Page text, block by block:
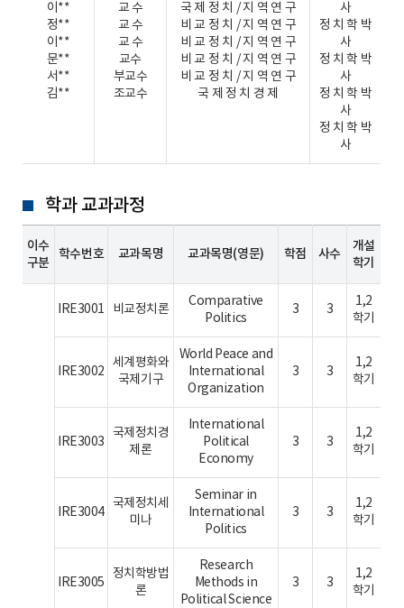
이**
정**
이**
문**
서**
김**
교 수
교 수
교 수
교수
부교수
조교수
국 제 정 치 / 지 역 연 구
비 교 정 치 / 지 역 연 구
비 교 정 치 / 지 역 연 구
비 교 정 치 / 지 역 연 구
비 교 정 치 / 지 역 연 구
국 제 정 치 경 제
사
정 치 학 박
사
정 치 학 박
사
정 치 학 박
사
정 치 학 박
사
학과 교과과정
이수
구분
학수번호 교과목명 교과목명(영문) 학점 사수
개설
학기
IRE3001 비교정치론
Comparative
Politics
3 3
1,2
학기
IRE3002
세계평화와
국제기구
World Peace and
International
Organization
3 3
1,2
학기
IRE3003
국제정치경
제론
International
Political
Economy
3 3
1,2
학기
IRE3004
국제정치세
미나
Seminar in
International
Politics
3 3
1,2
학기
IRE3005
정치학방법
론
Research
Methods in
Political Science
3 3
1,2
학기